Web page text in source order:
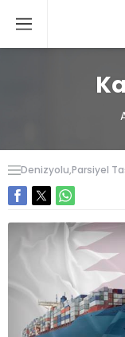
Denizyolu,Parsiyel